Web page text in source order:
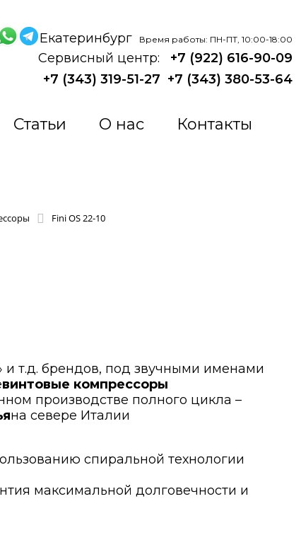
Екатеринбург Время работы: ПН-ПТ, 10:00-18:00
Сервисный центр:
+7 (922) 616-90-09
+7 (343) 319-51-27 +7 (343) 380-53-64
Статьи О нас Контакты
Fini OS 22-10
и т.д. брендов, под звучными именами
винтовые компрессоры
производстве полного цикла –
на севере Италии
спиральной технологии
максимальной долговечности и